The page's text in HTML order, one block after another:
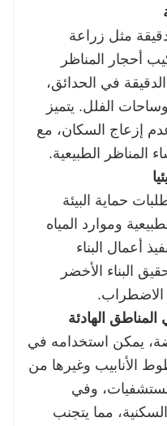
مثل زراعة
أحجار المناظر
في الحدائق،
الفلل. يتميز
إزعاج السكان، مع
المناظر الطبيعية.
حماية البيئة
وموارد المياه
أعمال البناء
البناء الأخضر
الاضطراب.
الهادئة
يمكن استخدامه في
الأنابيب وغيرها من
وفي
مما يتجنب